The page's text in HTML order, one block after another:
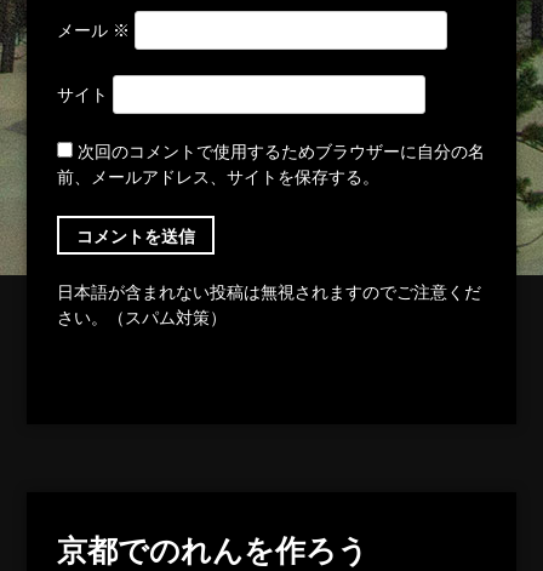
メール ※
サイト
次回のコメントで使用するためブラウザーに自分の名
前、メールアドレス、サイトを保存する。
日本語が含まれない投稿は無視されますのでご注意くだ
さい。（スパム対策）
京都でのれんを作ろう